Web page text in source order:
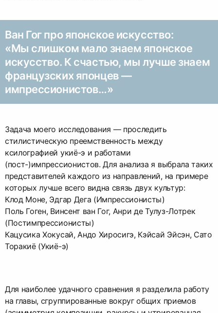
Ван Гог про японское искусство:
«Мы слишком мало знаем японское
искусство. К счастью, мы лучше знаем
французских японцев —
импрессионистов…»
Задача моего исследования — проследить
стилистическую преемственность между
ксилографией укиё-э и работами
(пост-)импрессионистов. Для анализа я выбрала таких
представителей каждого из направлений, на примере
которых лучше всего видна связь двух культур:
Клод Моне, Эдгар Дега (Импрессионисты)
Поль Гоген, Винсент ван Гог, Анри де Тулуз-Лотрек
(Постимпрессионисты)
Кацусика Хокусай, Андо Хиросигэ, Кэйсай Эйсэн, Сато
Торакиё (Укиё-э)
Для наиболее удачного сравнения я разделила работу
на главы, сгруппированные вокруг общих приемов